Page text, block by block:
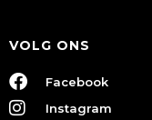
VOLG ONS
Facebook
Instagram